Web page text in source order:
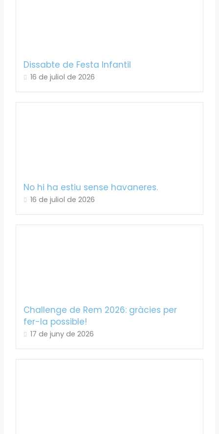
Dissabte de Festa Infantil
16 de juliol de 2026
No hi ha estiu sense havaneres.
16 de juliol de 2026
Challenge de Rem 2026: gràcies per
fer-la possible!
17 de juny de 2026